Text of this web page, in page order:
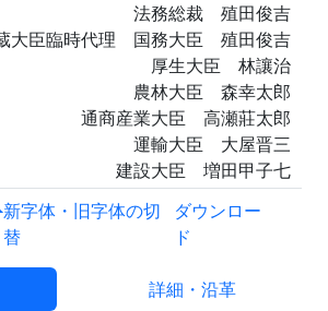
法務総裁 殖田俊吉
大臣臨時代理 国務大臣 殖田俊吉
厚生大臣 林讓治
農林大臣 森幸太郎
通商産業大臣 高瀬莊太郎
運輸大臣 大屋晋三
建設大臣 増田甲子七
経済安定本部総裁 吉田茂
新字体・旧字体の切
替
ダウンロー
ド
詳細・沿革